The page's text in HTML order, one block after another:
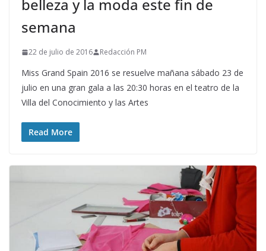
belleza y la moda este fin de
semana
22 de julio de 2016 Redacción PM
Miss Grand Spain 2016 se resuelve mañana sábado 23 de
julio en una gran gala a las 20:30 horas en el teatro de la
Villa del Conocimiento y las Artes
Read More